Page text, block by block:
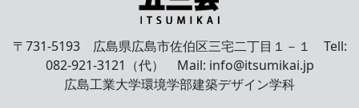
〒731-5193 広島県広島市佐伯区三宅二丁目１－１ Tell:
082-921-3121（代） Mail: info@itsumikai.jp
広島工業大学環境学部建築デザイン学科